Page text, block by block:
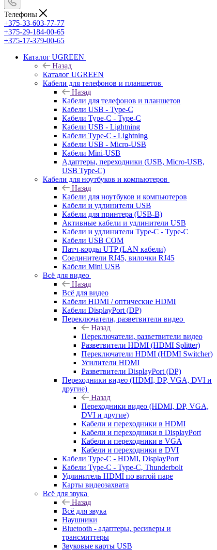
Телефоны
+375-33-603-77-77
+375-29-184-00-65
+375-17-379-00-65
Каталог UGREEN
Назад
Каталог UGREEN
Кабели для телефонов и планшетов
Назад
Кабели для телефонов и планшетов
Кабели USB - Type-C
Кабели Type-C - Type-C
Кабели USB - Lightning
Кабели Type-C - Lightning
Кабели USB - Micro-USB
Кабели Mini-USB
Адаптеры, переходники (USB, Micro-USB,
USB Type-C)
Кабели для ноутбуков и компьютеров
Назад
Кабели для ноутбуков и компьютеров
Кабели и удлинители USB
Кабели для принтера (USB-B)
Активные кабели и удлинители USB
Кабели и удлинители Type-C - Type-C
Кабели USB COM
Патч-корды UTP (LAN кабели)
Соединители RJ45, вилочки RJ45
Кабели Mini USB
Всё для видео
Назад
Всё для видео
Кабели HDMI / оптические HDMI
Кабели DisplayPort (DP)
Переключатели, разветвители видео
Назад
Переключатели, разветвители видео
Разветвители HDMI (HDMI Splitter)
Переключатели HDMI (HDMI Switcher)
Усилители HDMI
Разветвители DisplayPort (DP)
Переходники видео (HDMI, DP, VGA, DVI и
другие)
Назад
Переходники видео (HDMI, DP, VGA,
DVI и другие)
Кабели и переходники в HDMI
Кабели и переходники в DisplayPort
Кабели и переходники в VGA
Кабели и переходники в DVI
Кабели Type-C - HDMI, DisplayPort
Кабели Type-C - Type-C, Thunderbolt
Удлинитель HDMI по витой паре
Карты видеозахвата
Всё для звука
Назад
Всё для звука
Наушники
Bluetooth - адаптеры, ресиверы и
трансмиттеры
Звуковые карты USB